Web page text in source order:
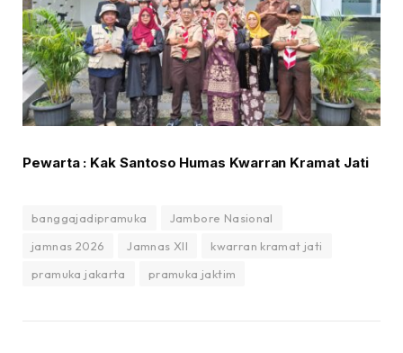
Pewarta : Kak Santoso Humas Kwarran Kramat Jati
banggajadipramuka
Jambore Nasional
jamnas 2026
Jamnas XII
kwarran kramat jati
pramuka jakarta
pramuka jaktim